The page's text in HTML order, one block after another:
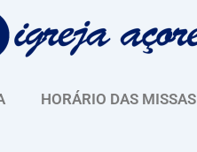
HORÁRIO DAS MISSAS